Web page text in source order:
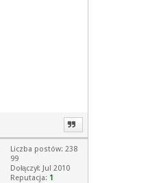
Liczba postów: 238
99
Dołączył: Jul 2010
Reputacja: 1